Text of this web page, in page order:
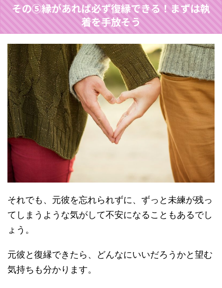
その⑤縁があれば必ず復縁できる！まずは執
着を手放そう
それでも、元彼を忘れられずに、ずっと未練が残っ
てしまうような気がして不安になることもあるでし
ょう。
元彼と復縁できたら、どんなにいいだろうかと望む
気持ちも分かります。